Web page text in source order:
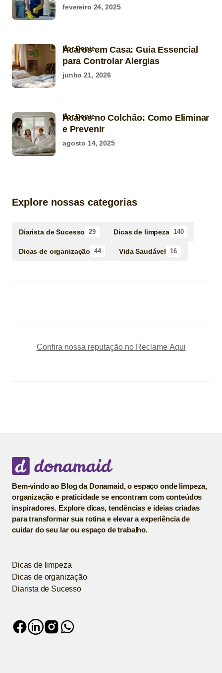
fevereiro 24, 2025
Ácaros em Casa: Guia Essencial
para Controlar Alergias
por Donie
junho 21, 2026
Ácaros no Colchão: Como Eliminar
e Prevenir
por Donie
agosto 14, 2025
Explore nossas categorias
Diarista de Sucesso 29 Dicas de limpeza 140
Dicas de organização 44 Vida Saudável 16
Confira nossa reputação no Reclame Aqui
Bem-vindo ao Blog da Donamaid, o espaço onde limpeza,
organização e praticidade se encontram com conteúdos
inspiradores. Explore dicas, tendências e ideias criadas
para transformar sua rotina e elevar a experiência de
cuidar do seu lar ou espaço de trabalho.
Dicas de limpeza
Dicas de organização
Diarista de Sucesso